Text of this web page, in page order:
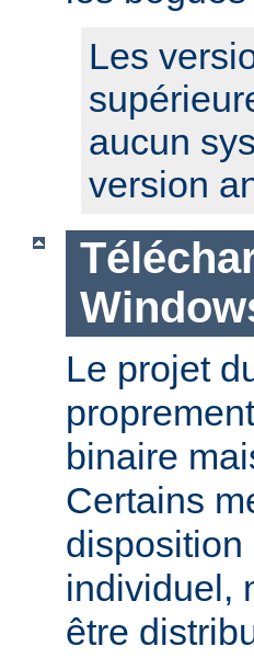
Les
aucun
version
Le projet
binaire
Certains
disposition
individuel,
être